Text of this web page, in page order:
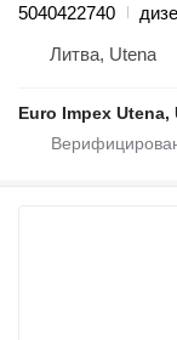
5040422740
Литва, Utena
Euro Impex Utena,